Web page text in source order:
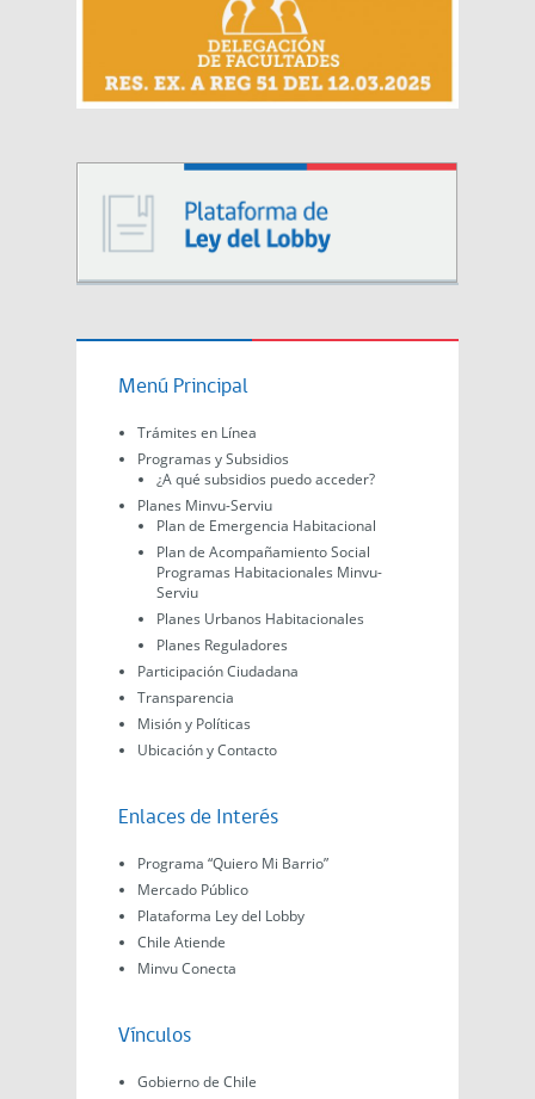
Menú Principal
Trámites en Línea
Programas y Subsidios
¿A qué subsidios puedo acceder?
Planes Minvu-Serviu
Plan de Emergencia Habitacional
Plan de Acompañamiento Social
Programas Habitacionales Minvu-
Serviu
Planes Urbanos Habitacionales
Planes Reguladores
Participación Ciudadana
Transparencia
Misión y Políticas
Ubicación y Contacto
Enlaces de Interés
Programa “Quiero Mi Barrio”
Mercado Público
Plataforma Ley del Lobby
Chile Atiende
Minvu Conecta
Vínculos
Gobierno de Chile